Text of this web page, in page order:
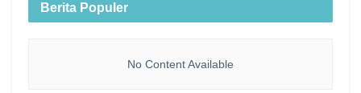
Berita Populer
No Content Available